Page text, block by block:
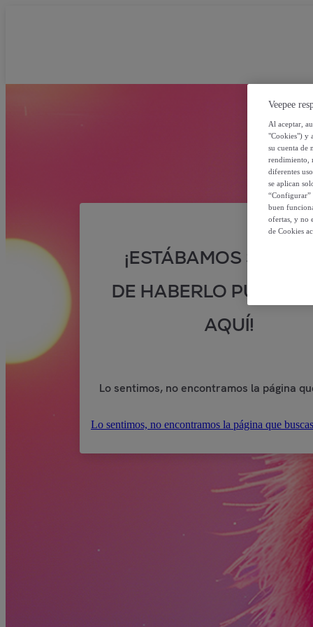
¡ESTÁBAMOS
DE HABERLO PUESTO
AQUÍ!
Lo sentimos, no encontramos la página
Lo sentimos, no encontramos la página que
Veepee
Al aceptar,
"Cookies") y
su cuenta de
rendimiento,
diferentes
se aplican
“Configurar”
buen
ofertas, y no
de Cookies